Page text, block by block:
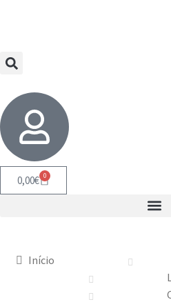
0,00€ 0
Início